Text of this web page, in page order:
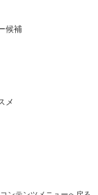
候補
メ